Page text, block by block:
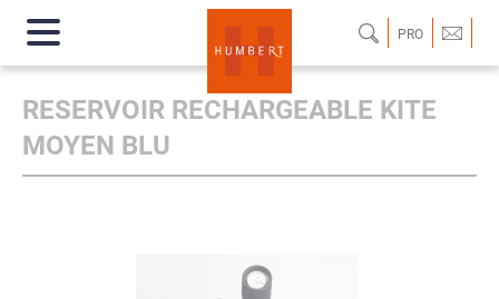
PRO
RESERVOIR RECHARGEABLE KITE
MOYEN BLU